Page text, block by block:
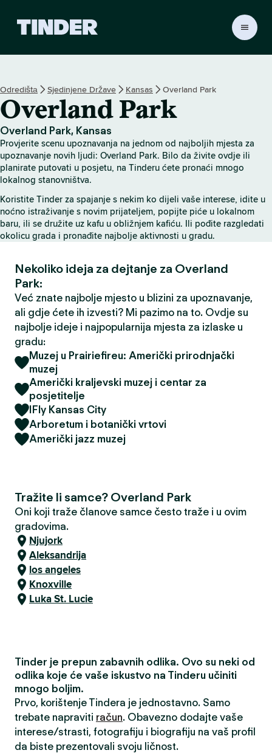
r
H
o
m
e
Odredištа Sjedinjene Države Kansas Overland Park
Overland Park
Overland Park, Kansas
Provjerite scenu upoznavanja na jednom od najboljih mjesta za
upoznavanje novih ljudi: Overland Park. Bilo da živite ovdje ili
planirate putovati u posjetu, na Tinderu ćete pronaći mnogo
lokalnog stanovništva.
Koristite Tinder za spajanje s nekim ko dijeli vaše interese, idite u
noćno istraživanje s novim prijateljem, popijte piće u lokalnom
baru, ili se družite uz kafu u obližnjem kafiću. Ili pođite razgledati
okolicu grada i pronađite najbolje aktivnosti u gradu.
Nekoliko ideja za dejtanje za Overland
Park:
Već znate najbolje mjesto u blizini za upoznavanje,
ali gdje ćete ih izvesti? Mi pazimo na to. Ovdje su
najbolje ideje i najpopularnija mjesta za izlaske u
gradu:
Muzej u Prairiefireu: Američki prirodnjački
muzej
Američki kraljevski muzej i centar za
posjetitelje
IFly Kansas City
Arboretum i botanički vrtovi
Američki jazz muzej
Tražite li samce? Overland Park
Oni koji traže članove samce često traže i u ovim
gradovima.
Njujork
Aleksandrija
los angeles
Knoxville
Luka St. Lucie
Tinder je prepun zabavnih odlika. Ovo su neki od
odlika koje će vaše iskustvo na Tinderu učiniti
mnogo boljim.
Prvo, korištenje Tindera je jednostavno. Samo
trebate napraviti račun. Obavezno dodajte vaše
interese/strasti, fotografiju i biografiju na vaš profil
da biste prezentovali svoju ličnost.